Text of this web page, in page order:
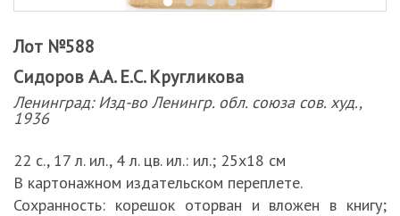
Лот №588
Сидоров А.А. Е.С. Кругликова
Ленинград: Изд-во Ленингр. обл. союза сов. худ.,
1936
22 с., 17 л. ил., 4 л. цв. ил.: ил.; 25х18 см
В картонажном издательском переплете.
Сохранность: корешок оторван и вложен в книгу;